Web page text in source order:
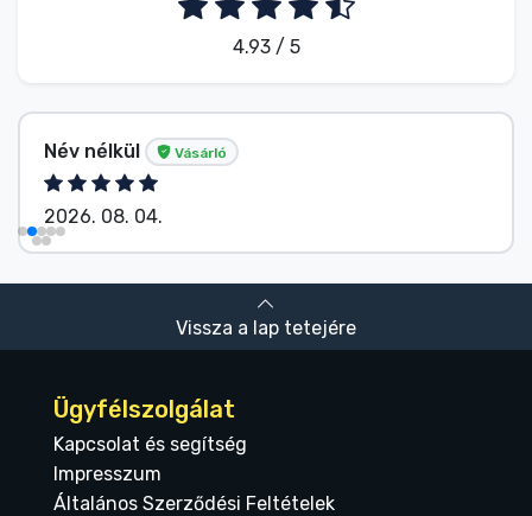
4.93 / 5
Név nélkül Vásárló
2026. 08. 04.
Vissza a lap tetejére
Ügyfélszolgálat
Kapcsolat és segítség
Impresszum
Általános Szerződési Feltételek